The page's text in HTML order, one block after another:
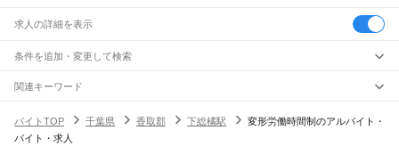
求人の詳細を表示
条件を追加・変更して検索
市区町村を追加・変更
千葉県すべて
千葉市
駅を追加・変更
職種を追加・変更
関連キーワード
バイトTOP
千葉県 香取郡 下総橘駅
変形労働時間制のアルバイト・
バイト・求人